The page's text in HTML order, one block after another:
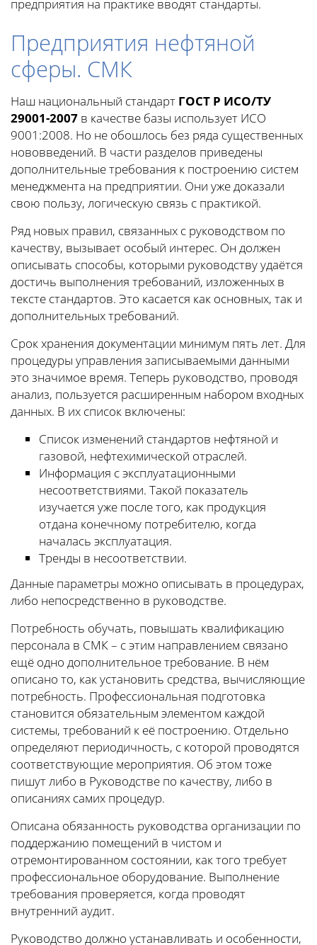
предприятия на практике вводят стандарты.
Предприятия нефтяной
сферы. СМК
Наш национальный стандарт ГОСТ Р ИСО/ТУ
29001-2007 в качестве базы использует ИСО
9001:2008. Но не обошлось без ряда существенных
нововведений. В части разделов приведены
дополнительные требования к построению систем
менеджмента на предприятии. Они уже доказали
свою пользу, логическую связь с практикой.
Ряд новых правил, связанных с руководством по
качеству, вызывает особый интерес. Он должен
описывать способы, которыми руководству удаётся
достичь выполнения требований, изложенных в
тексте стандартов. Это касается как основных, так и
дополнительных требований.
Срок хранения документации минимум пять лет. Для
процедуры управления записываемыми данными
это значимое время. Теперь руководство, проводя
анализ, пользуется расширенным набором входных
данных. В их список включены:
Список изменений стандартов нефтяной и
газовой, нефтехимической отраслей.
Информация с эксплуатационными
несоответствиями. Такой показатель
изучается уже после того, как продукция
отдана конечному потребителю, когда
началась эксплуатация.
Тренды в несоответствии.
Данные параметры можно описывать в процедурах,
либо непосредственно в руководстве.
Потребность обучать, повышать квалификацию
персонала в СМК – с этим направлением связано
ещё одно дополнительное требование. В нём
описано то, как установить средства, вычисляющие
потребность. Профессиональная подготовка
становится обязательным элементом каждой
системы, требований к её построению. Отдельно
определяют периодичность, с которой проводятся
соответствующие мероприятия. Об этом тоже
пишут либо в Руководстве по качеству, либо в
описаниях самих процедур.
Описана обязанность руководства организации по
поддержанию помещений в чистом и
отремонтированном состоянии, как того требует
профессиональное оборудование. Выполнение
требования проверяется, когда проводят
внутренний аудит.
Руководство должно устанавливать и особенности,